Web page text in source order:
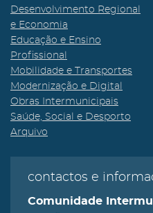
Desenvolvimento Regional
e Economia
Educação e Ensino
Profissional
Mobilidade e Transportes
Modernização e Digital
Obras Intermunicipais
Saúde, Social e Desporto
Arquivo
contactos e
Comunidade